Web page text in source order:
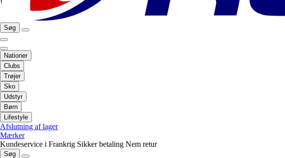
Søg
Nationer
Clubs
Trøjer
Sko
Udstyr
Børn
Lifestyle
Afslutning af lager
Mærker
Kundeservice i Frankrig Sikker betaling Nem retur
Søg